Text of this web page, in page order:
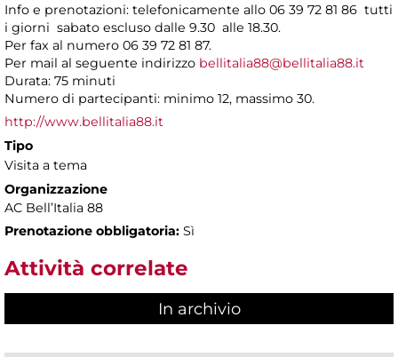
Info e prenotazioni: telefonicamente allo 06 39 72 81 86 tutti
i giorni sabato escluso dalle 9.30 alle 18.30.
Per fax al numero 06 39 72 81 87.
Per mail al seguente indirizzo bellitalia88@bellitalia88.it
Durata: 75 minuti
Numero di partecipanti: minimo 12, massimo 30.
http://www.bellitalia88.it
Tipo
Visita a tema
Organizzazione
AC Bell’Italia 88
Prenotazione obbligatoria: Sì
Attività correlate
In archivio